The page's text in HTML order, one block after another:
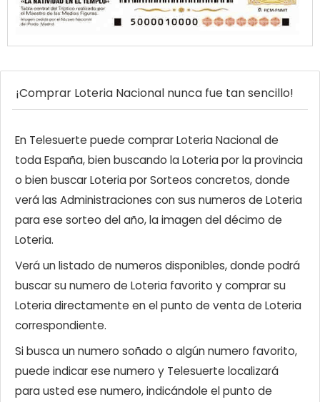
¡Comprar Loteria Nacional nunca fue tan sencillo!
En Telesuerte puede comprar Loteria Nacional de
toda España, bien buscando la Loteria por la provincia
o bien buscar Loteria por Sorteos concretos, donde
verá las Administraciones con sus numeros de Loteria
para ese sorteo del año, la imagen del décimo de
Loteria.
Verá un listado de numeros disponibles, donde podrá
buscar su numero de Loteria favorito y comprar su
Loteria directamente en el punto de venta de Loteria
correspondiente.
Si busca un numero soñado o algún numero favorito,
puede indicar ese numero y Telesuerte localizará
para usted ese numero, indicándole el punto de